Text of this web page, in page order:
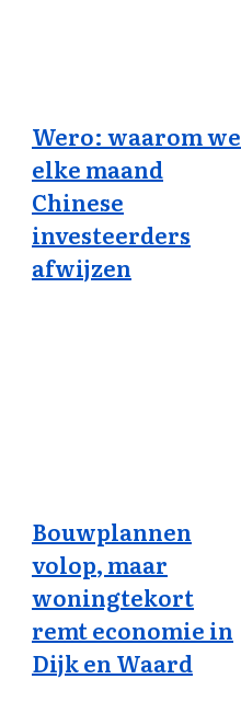
Wero: waarom we
elke maand
Chinese
investeerders
afwijzen
Bouwplannen
volop, maar
woningtekort
remt economie in
Dijk en Waard